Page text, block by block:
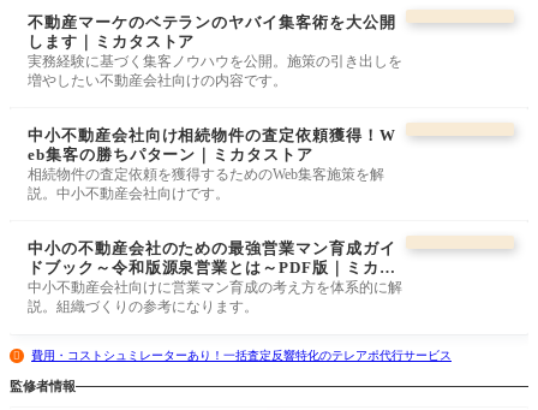
不動産マーケのベテランのヤバイ集客術を大公開
します｜ミカタストア
実務経験に基づく集客ノウハウを公開。施策の引き出しを
増やしたい不動産会社向けの内容です。
中小不動産会社向け相続物件の査定依頼獲得！W
eb集客の勝ちパターン｜ミカタストア
相続物件の査定依頼を獲得するためのWeb集客施策を解
説。中小不動産会社向けです。
中小の不動産会社のための最強営業マン育成ガイ
ドブック～令和版源泉営業とは～PDF版｜ミカタ
ストア
中小不動産会社向けに営業マン育成の考え方を体系的に解
説。組織づくりの参考になります。
費用・コストシュミレーターあり！一括査定反響特化のテレアポ代行サービス
監修者情報